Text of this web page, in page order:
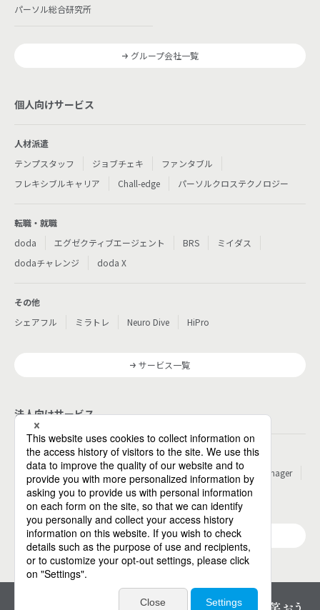
パーソル総合研究所
グループ会社一覧
個人向けサービス
人材派遣
テンプスタッフ
ジョブチェキ
ファンタブル
フレキシブルキャリア
Chall-edge パーソルクロステクノロジー
転職・就職
doda
エグゼクティブエージェント BRS
ミイダス
dodaチャレンジ
doda X
その他
シェアフル
ミラトレ Neuro Dive HiPro
サービス一覧
法人向けサービス
その他
パーソルのRPA
ワークスイッチコンサルティング
HITO-Manager
MITERAS
ポスタス Reskilling Camp StepBase
サービス一覧